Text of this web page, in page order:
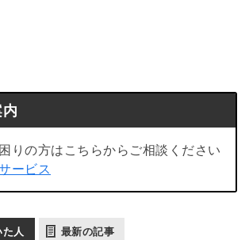
りの方はこちらからご相談ください
ービス
人 最新の記事